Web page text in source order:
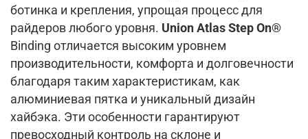
ботинка и крепления, упрощая процесс для
райдеров любого уровня. Union Atlas Step On®
Binding отличается высоким уровнем
производительности, комфорта и долговечности
благодаря таким характеристикам, как
алюминиевая пятка и уникальный дизайн
хайбэка. Эти особенности гарантируют
превосходный контроль на склоне и